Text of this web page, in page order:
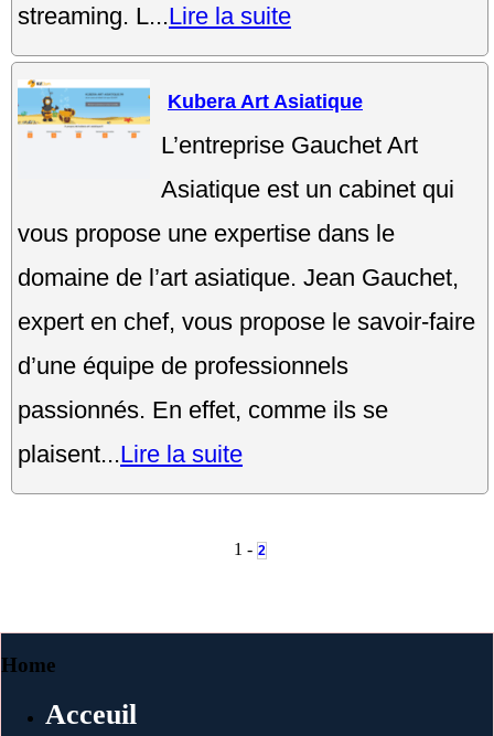
streaming. L...Lire la suite
Kubera Art Asiatique
L’entreprise Gauchet Art
Asiatique est un cabinet qui
vous propose une expertise dans le
domaine de l’art asiatique. Jean Gauchet,
expert en chef, vous propose le savoir-faire
d’une équipe de professionnels
passionnés. En effet, comme ils se
plaisent...Lire la suite
1 - 2
Home
Acceuil